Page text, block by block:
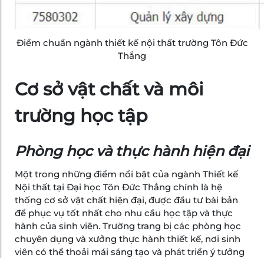
Điểm chuẩn ngành thiết kế nội thất trường Tôn Đức
Thắng
Cơ sở vật chất và môi
trường học tập
Phòng học và thực hành hiện đại
Một trong những điểm nổi bật của ngành Thiết kế
Nội thất tại Đại học Tôn Đức Thắng chính là hệ
thống cơ sở vật chất hiện đại, được đầu tư bài bản
để phục vụ tốt nhất cho nhu cầu học tập và thực
hành của sinh viên. Trường trang bị các phòng học
chuyên dụng và xưởng thực hành thiết kế, nơi sinh
viên có thể thoải mái sáng tạo và phát triển ý tưởng